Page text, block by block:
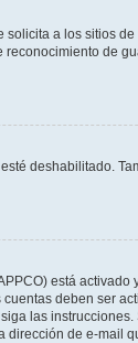
a los sitios
de
deshabilitado.
está
deben ser
las
de e-mail